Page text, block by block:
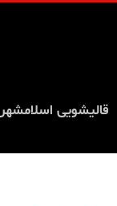
قالیشویی اسلامشهر